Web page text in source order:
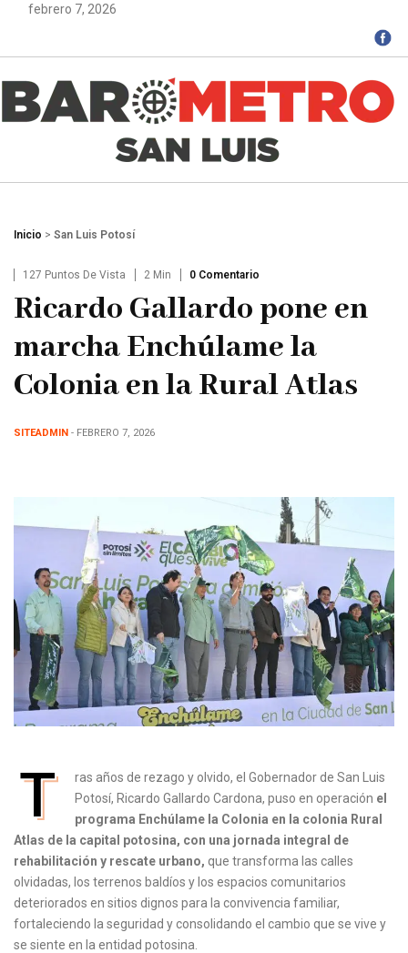
febrero 7, 2026
Inicio > San Luis Potosí
127 Puntos De Vista 2 Min 0 Comentario
Ricardo Gallardo pone en
marcha Enchúlame la
Colonia en la Rural Atlas
SITEADMIN - FEBRERO 7, 2026
T
ras años de rezago y olvido, el Gobernador de San Luis
Potosí, Ricardo Gallardo Cardona, puso en operación el
programa Enchúlame la Colonia en la colonia Rural
Atlas de la capital potosina, con una jornada integral de
rehabilitación y rescate urbano, que transforma las calles
olvidadas, los terrenos baldíos y los espacios comunitarios
deteriorados en sitios dignos para la convivencia familiar,
fortaleciendo la seguridad y consolidando el cambio que se vive y
se siente en la entidad potosina.